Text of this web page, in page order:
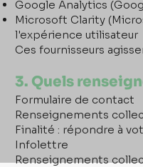
Google Analytics
Microsoft Clarity
l'expérience utilisateur
Ces fournisseurs
3. Quels
Formulaire de contact
Renseignements
Finalité : répondre à
Infolettre
Renseignements